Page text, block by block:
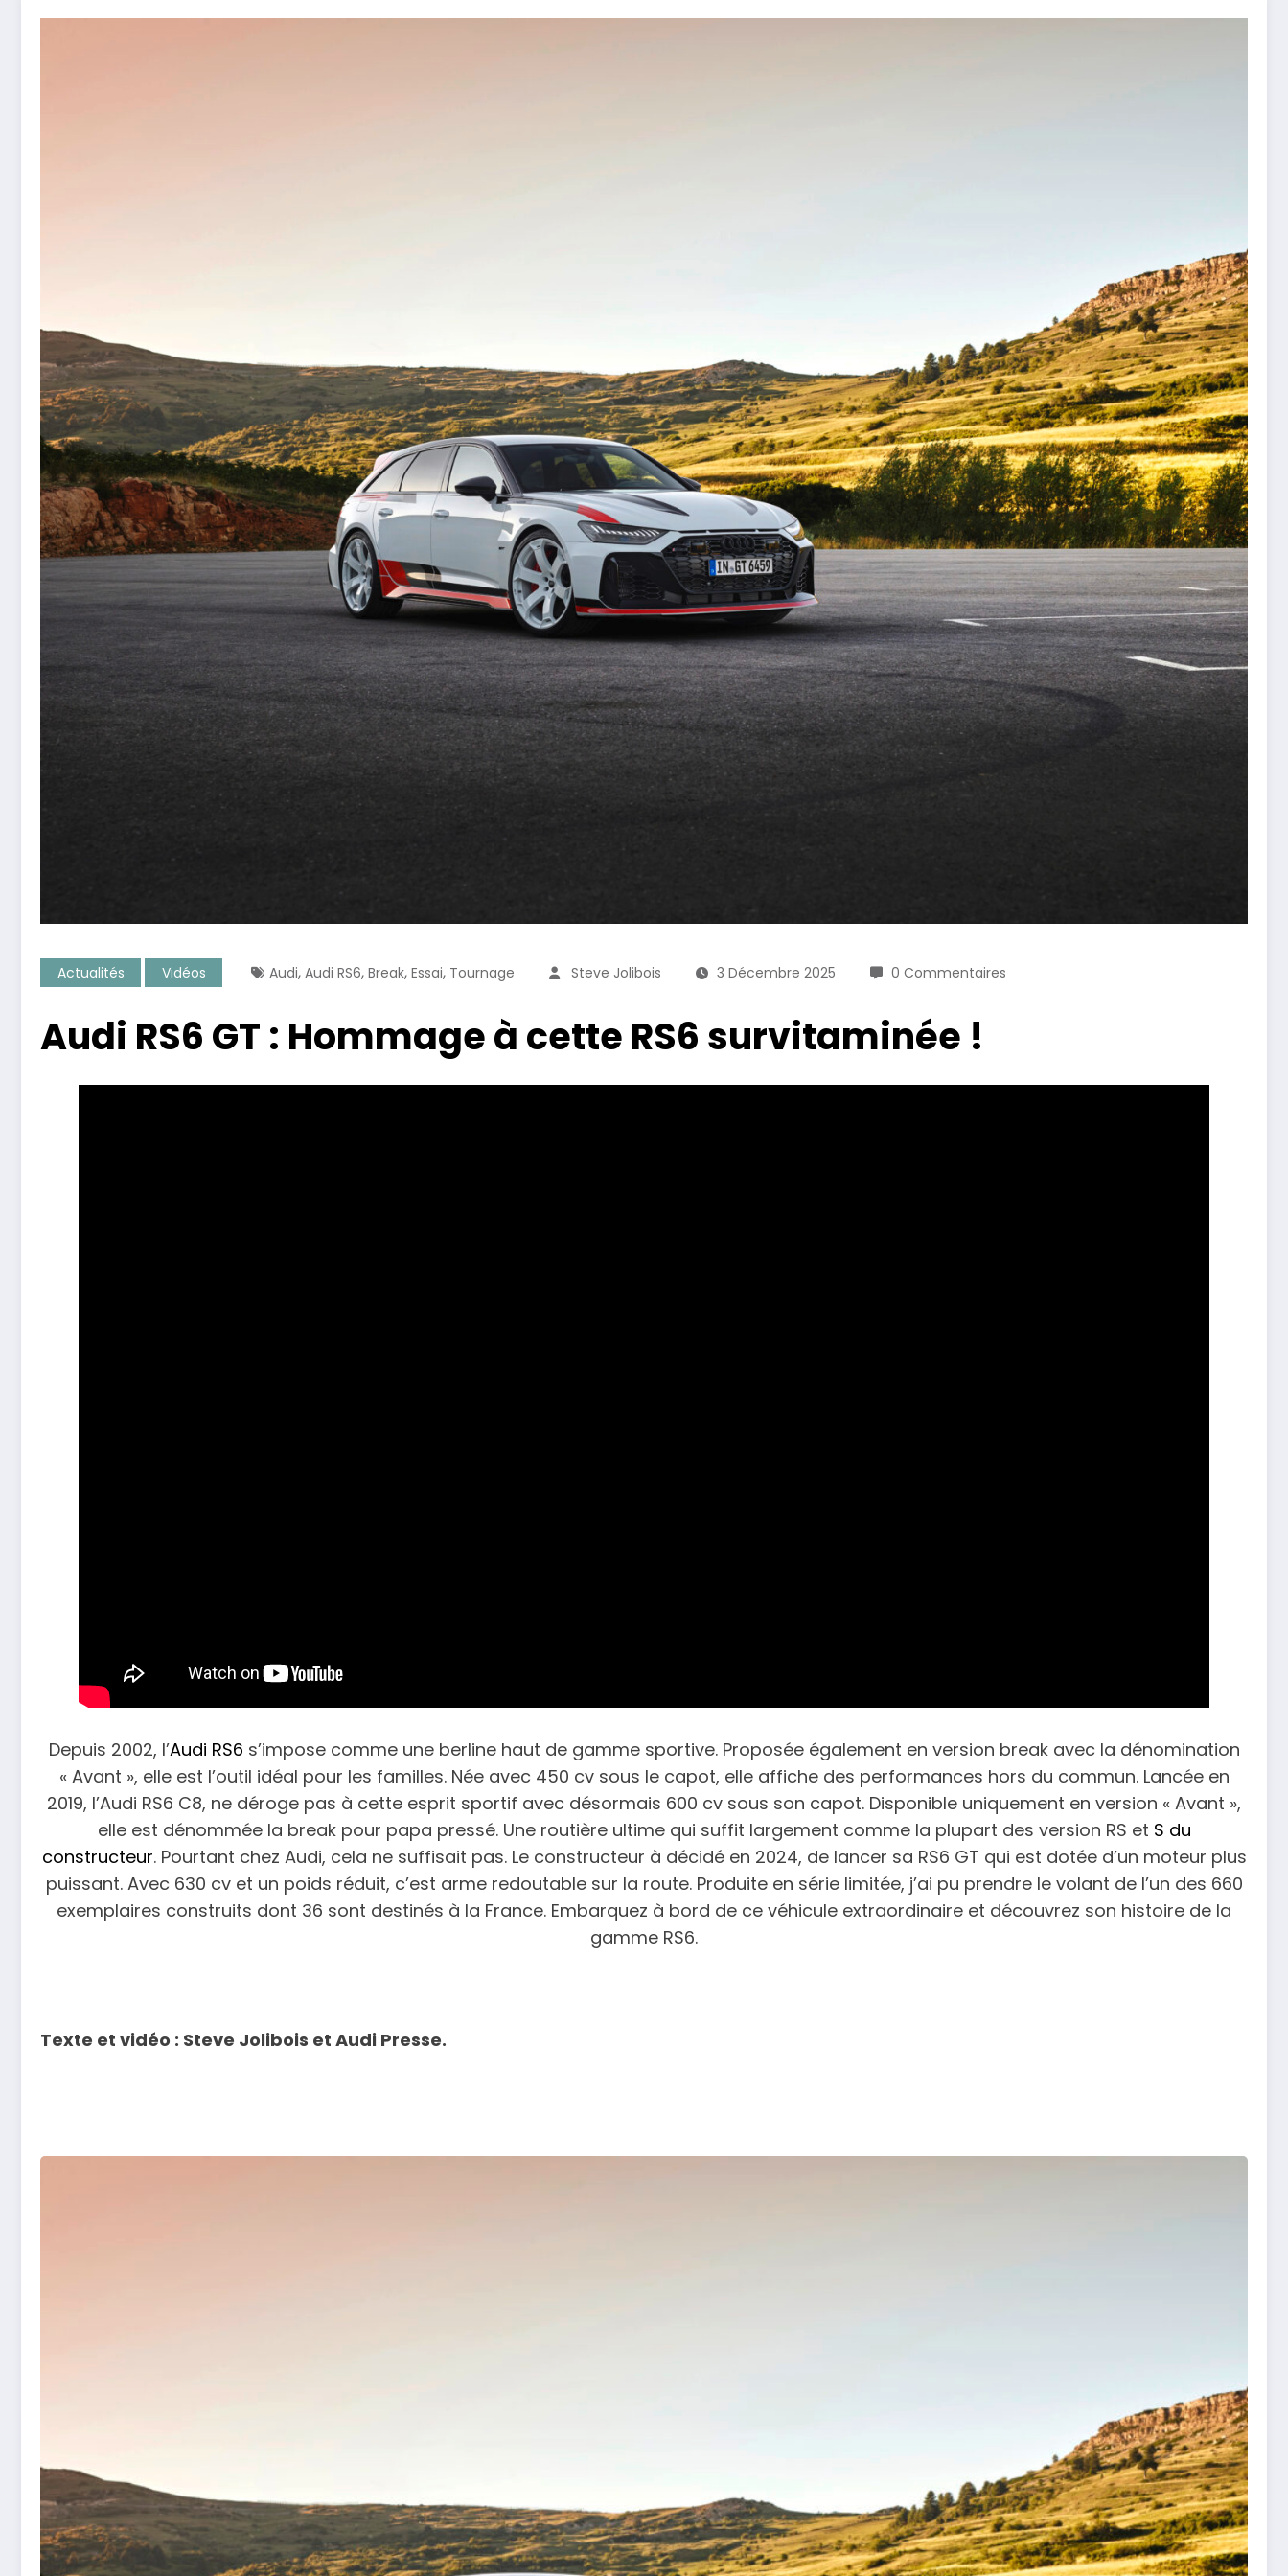
Actualités Vidéos Audi, Audi RS6, Break, Essai, Tournage Steve Jolibois 3 Décembre 2025 0 Commentaires
Audi RS6 GT : Hommage à cette RS6 survitaminée !
Depuis 2002, l’Audi RS6 s’impose comme une berline haut de gamme sportive. Proposée également en version break avec la dénomination
« Avant », elle est l’outil idéal pour les familles. Née avec 450 cv sous le capot, elle affiche des performances hors du commun. Lancée en
2019, l’Audi RS6 C8, ne déroge pas à cette esprit sportif avec désormais 600 cv sous son capot. Disponible uniquement en version « Avant »,
elle est dénommée la break pour papa pressé. Une routière ultime qui suffit largement comme la plupart des version RS et S du
constructeur. Pourtant chez Audi, cela ne suffisait pas. Le constructeur à décidé en 2024, de lancer sa RS6 GT qui est dotée d’un moteur plus
puissant. Avec 630 cv et un poids réduit, c’est arme redoutable sur la route. Produite en série limitée, j’ai pu prendre le volant de l’un des 660
exemplaires construits dont 36 sont destinés à la France. Embarquez à bord de ce véhicule extraordinaire et découvrez son histoire de la
gamme RS6.
Texte et vidéo : Steve Jolibois et Audi Presse.